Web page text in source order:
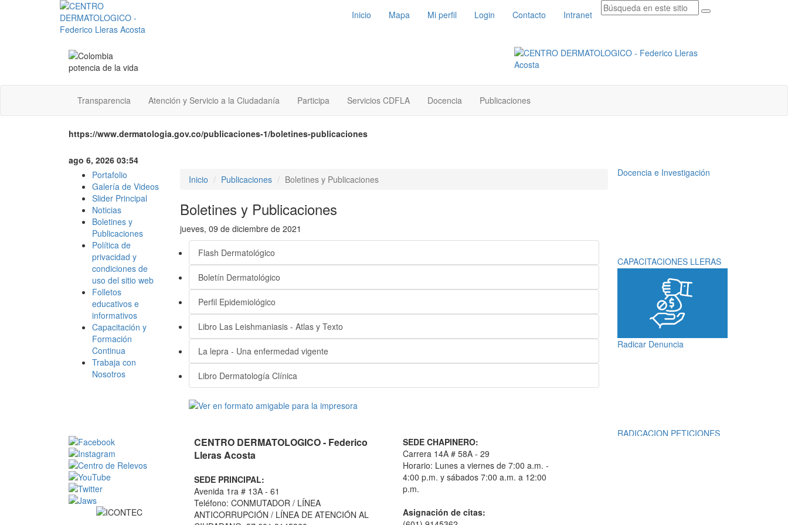
Inicio Mapa Mi perfil Login Contacto Intranet
Transparencia Atención y Servicio a la Ciudadanía Participa Servicios CDFLA Docencia Publicaciones
https://www.dermatologia.gov.co/publicaciones-1/boletines-publicaciones
ago 6, 2026 03:54
Portafolio
Galería de Videos
Slider Principal
Noticias
Boletines y
Publicaciones
Política de
privacidad y
condiciones de
uso del sitio web
Folletos
educativos e
informativos
Capacitación y
Formación
Continua
Trabaja con
Nosotros
Inicio Publicaciones Boletines y Publicaciones
Boletines y Publicaciones
jueves, 09 de diciembre de 2021
Flash Dermatológico
Boletín Dermatológico
Perfil Epidemiológico
Libro Las Leishmaniasis - Atlas y Texto
La lepra - Una enfermedad vigente
Libro Dermatología Clínica
INSTITUCIONAL
Docencia e Investigación
CAPACITACIONES LLERAS
Radicar Denuncia
RADICACION PETICIONES
CENTRO DERMATOLOGICO - Federico
Lleras Acosta
SEDE PRINCIPAL:
Avenida 1ra # 13A - 61
Teléfono: CONMUTADOR / LÍNEA
ANTICORRUPCIÓN / LÍNEA DE ATENCIÓN AL
SEDE CHAPINERO:
Carrera 14A # 58A - 29
Horario: Lunes a viernes de 7:00 a.m. -
4:00 p.m. y sábados 7:00 a.m. a 12:00
p.m.
Asignación de citas: